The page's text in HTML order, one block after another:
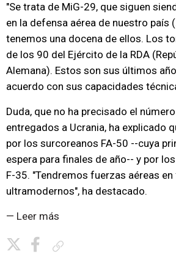
"Se trata de MiG-29, que siguen
en la defensa aérea de nuestro país
tenemos una docena de ellos. Los
de los 90 del Ejército de la RDA
Alemana). Estos son sus últimos
acuerdo con sus capacidades
Duda, que no ha precisado el
entregados a Ucrania, ha explicado
por los surcoreanos FA-50 --cuya
espera para finales de año-- y por
F-35. "Tendremos fuerzas aéreas
ultramodernos", ha destacado.
— Leer más